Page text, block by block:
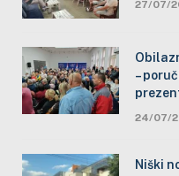
27/07/
–
24/07/
Niški